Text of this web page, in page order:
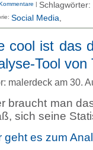
| Schlagwörter:
Social Media
cool ist das
Tool
malerdeck am 30.
braucht man
sich seine
geht es zum